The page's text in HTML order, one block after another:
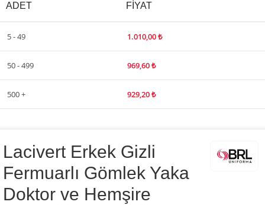
ADET FIYAT
5 - 49 1.010,00₺
50 - 499 969,60₺
500 + 929,20₺
Lacivert Erkek Gizli
Fermuarlı Gömlek Yaka
Doktor ve Hemşire